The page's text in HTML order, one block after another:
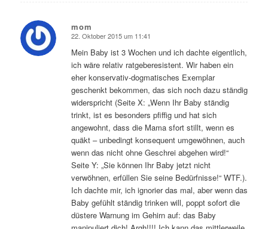
mom
sagte:
22. Oktober 2015 um 11:41
Mein Baby ist 3 Wochen und ich dachte eigentlich,
ich wäre relativ ratgeberesistent. Wir haben ein
eher konservativ-dogmatisches Exemplar
geschenkt bekommen, das sich noch dazu ständig
widerspricht (Seite X: „Wenn Ihr Baby ständig
trinkt, ist es besonders pfiffig und hat sich
angewohnt, dass die Mama sfort stillt, wenn es
quäkt – unbedingt konsequent umgewöhnen, auch
wenn das nicht ohne Geschrei abgehen wird!“
Seite Y: „Sie können Ihr Baby jetzt nicht
verwöhnen, erfüllen Sie seine Bedürfnisse!“ WTF.).
Ich dachte mir, ich ignorier das mal, aber wenn das
Baby gefühlt ständig trinken will, poppt sofort die
düstere Warnung im Gehirn auf: das Baby